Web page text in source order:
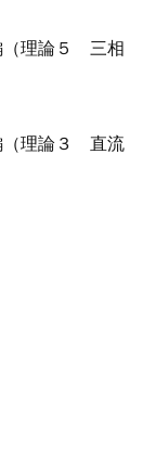
（理論５ 三相
（理論３ 直流